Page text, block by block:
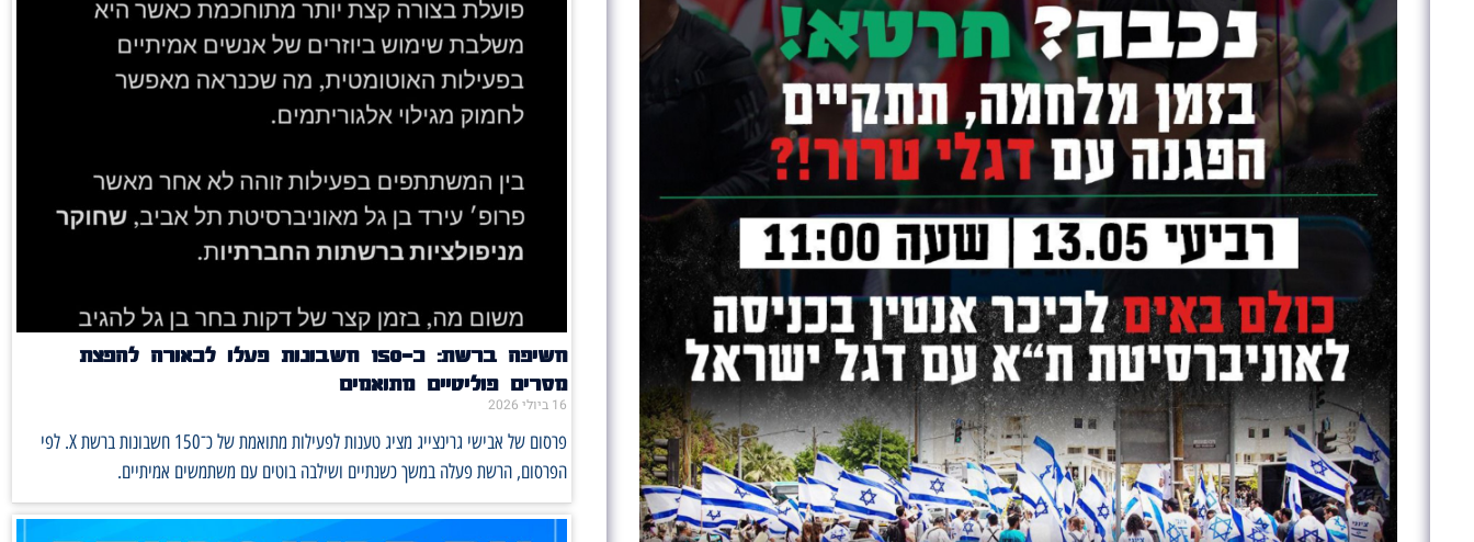
חשיפה ברשת: כ־150 חשבונות פעלו לכאורה להפצת
מסרים פוליטיים מתואמים
16 ביולי 2026
פרסום של אבישי גרינצייג מציג טענות לפעילות מתואמת של כ־150 חשבונות ברשת X. לפי
הפרסום, הרשת פעלה במשך כשנתיים ושילבה בוטים עם משתמשים אמיתיים.